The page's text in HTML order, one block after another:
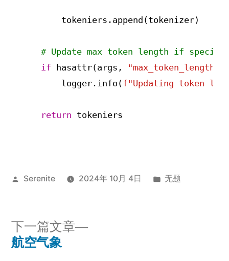
        tokeniers.append(tokenizer)
# Update max token length if
if hasattr(args, "max_token_length"
        logger.info(
f"Updating token
return tokeniers
发
Serenite 2024年 10月 4日
发
无题
文
下一篇文章
下
航空气象